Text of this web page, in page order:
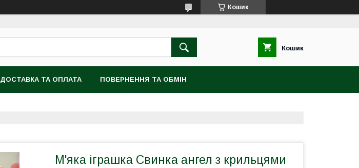
Кошик
Кошик
ДОСТАВКА ТА ОПЛАТА ПОВЕРНЕННЯ ТА ОБМІН
М'яка іграшка Свинка ангел з крильцями